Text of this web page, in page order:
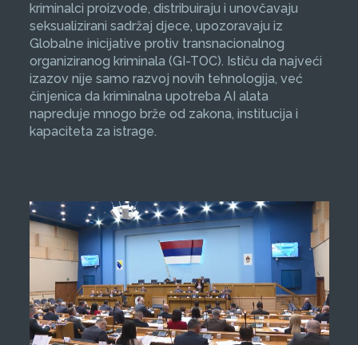
kriminalci proizvode, distribuiraju i unovčavaju
seksualizirani sadržaj djece, upozoravaju iz
Globalne inicijative protiv transnacionalnog
organiziranog kriminala (GI-TOC). Ističu da najveći
izazov nije samo razvoj novih tehnologija, već
činjenica da kriminalna upotreba AI alata
napreduje mnogo brže od zakona, institucija i
kapaciteta za istrage.